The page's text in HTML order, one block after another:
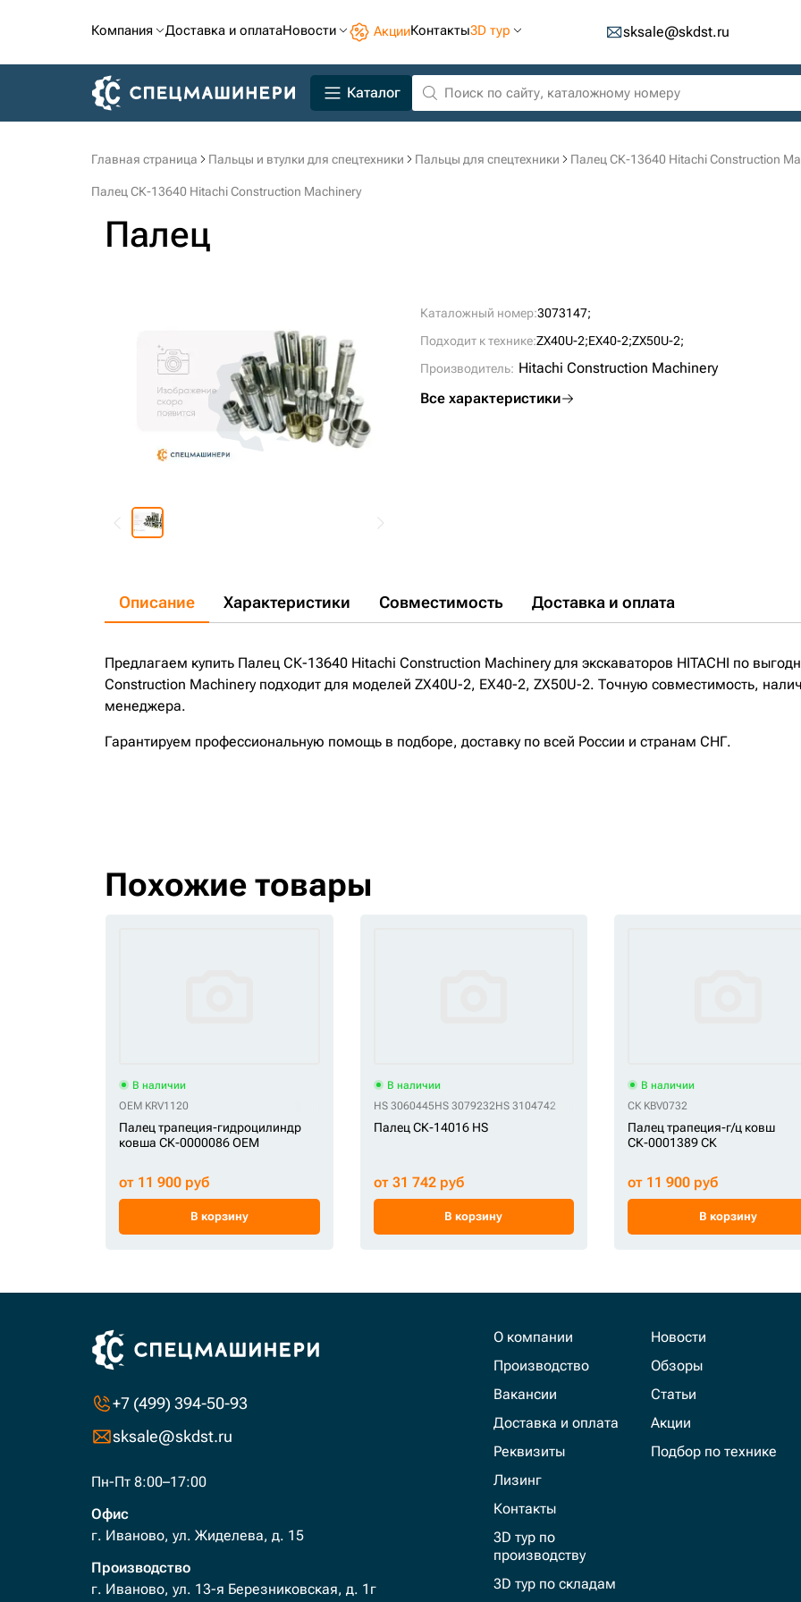
Компания Доставка и оплатаНовости АкцииКонтакты3D тур sksale@skdst.ru
Каталог
Главная страница Пальцы и втулки для спецтехники Пальцы для спецтехники Палец СК-13640 Hitachi Construction
Палец СК-13640 Hitachi Construction Machinery
Палец
Каталожный номер:3073147;
Подходит к технике:ZX40U-2;EX40-2;ZX50U-2;
Производитель: Hitachi Construction Machinery
Все характеристики
Описание Характеристики Совместимость Доставка и оплата
Предлагаем купить Палец СК-13640 Hitachi Construction Machinery для экскаваторов HITACHI по
Construction Machinery подходит для моделей ZX40U-2, EX40-2, ZX50U-2. Точную совместимость,
менеджера.
Гарантируем профессиональную помощь в подборе, доставку по всей России и странам СНГ.
Похожие товары
В наличии
OEM KRV1120
Палец трапеция-гидроцилиндр
ковша СК-0000086 OEM
от 11 900 руб
В корзину
В наличии
HS 3060445HS 3079232HS 3104742
Палец СК-14016 HS
от 31 742 руб
В корзину
В наличии
СК KBV0732
Палец трапеция-г/ц ковш
СК-0001389 СК
от 11 900 руб
В корзину
+7 (499) 394-50-93
sksale@skdst.ru
Пн-Пт 8:00–17:00
Офис
г. Иваново, ул. Жиделева, д. 15
Производство
г. Иваново, ул. 13-я Березниковская, д. 1г
О компании
Производство
Вакансии
Доставка и оплата
Реквизиты
Лизинг
Контакты
3D тур по
производству
3D тур по складам
Новости
Обзоры
Статьи
Акции
Подбор по технике